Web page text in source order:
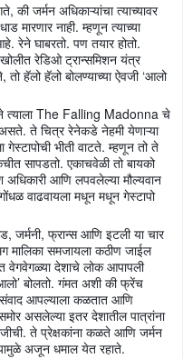
की जर्मन अधिकाऱ्यांचा त्याच्यावर
मारणार नाही. म्हणून त्याच्या
रेने घाबरतो. पण तयार होतो.
खोलीत रेडिओ ट्रान्समिशन यंत्र
हॅलो हॅलो बोलण्याच्या ऐवजी ‘आलो
त्याला The Falling Madonna चे
ते चित्र रेनेकडे नेहमी येणाऱ्या
भीती वाटते. म्हणून तो ते
सापडतो. एकाचवेळी तो बायको
आणि लपवलेल्या मौल्यवान
वाढवायला मधून मधून गेस्टापो
जर्मनी, फ्रान्स आणि इटली या चार
मालिका समजायला कठीण जाईल
देशाचे लोक आपापली
बोलतो. गंमत अशी की फ्रेंच
आपल्याला कळतात आणि
असलेल्या इतर देशातील पात्रांना
ते प्रेक्षकांना कळते आणि जर्मन
अजून धमाल येत रहाते.